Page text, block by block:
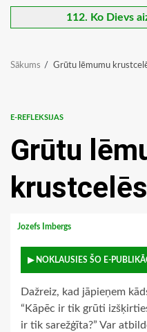
112. Ko Dievs
Sākums Grūtu lēmumu
E-REFLEKSIJAS
Grūtu
krustcelēs
Jozefs Imbergs
▶ NOKLAUSIES ŠO E-
Dažreiz, kad jāpieņem
“Kāpēc ir tik grūti
ir tik sarežģīta?” Var